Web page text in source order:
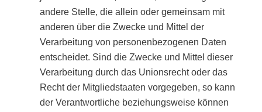
andere Stelle, die allein oder gemeinsam mit
anderen über die Zwecke und Mittel der
Verarbeitung von personenbezogenen Daten
entscheidet. Sind die Zwecke und Mittel dieser
Verarbeitung durch das Unionsrecht oder das
Recht der Mitgliedstaaten vorgegeben, so kann
der Verantwortliche beziehungsweise können